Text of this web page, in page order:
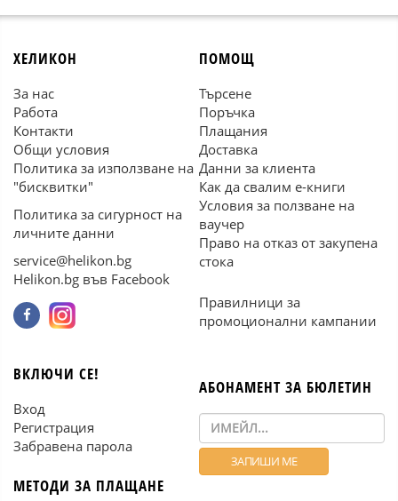
ХЕЛИКОН
За нас
Работа
Контакти
Общи условия
Политика за използване на
"бисквитки"
Политика за сигурност на
личните данни
service@helikon.bg
Helikon.bg във Facebook
ПОМОЩ
Търсене
Поръчка
Плащания
Доставка
Данни за клиента
Как да свалим е-книги
Условия за ползване на
ваучер
Право на отказ от закупена
стока
Правилници за
промоционални кампании
ВКЛЮЧИ СЕ!
Вход
Регистрация
Забравена парола
МЕТОДИ ЗА ПЛАЩАНЕ
АБОНАМЕНТ ЗА БЮЛЕТИН